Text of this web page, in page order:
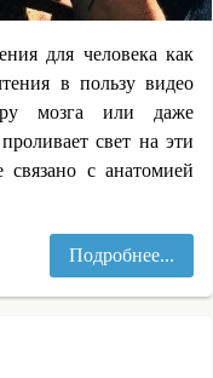
для человека как
в пользу видео
мозга или даже
свет на эти
связано с анатомией
Подробнее...